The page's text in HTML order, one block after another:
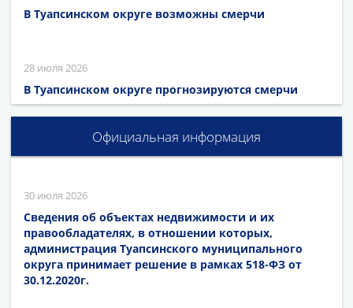
В Туапсинском округе возможны смерчи
28 июля 2026
В Туапсинском округе прогнозируются смерчи
Официальная информация
30 июля 2026
Сведения об объектах недвижимости и их
правообладателях, в отношении которых,
администрация Туапсинского муниципального
округа принимает решение в рамках 518-ФЗ от
30.12.2020г.